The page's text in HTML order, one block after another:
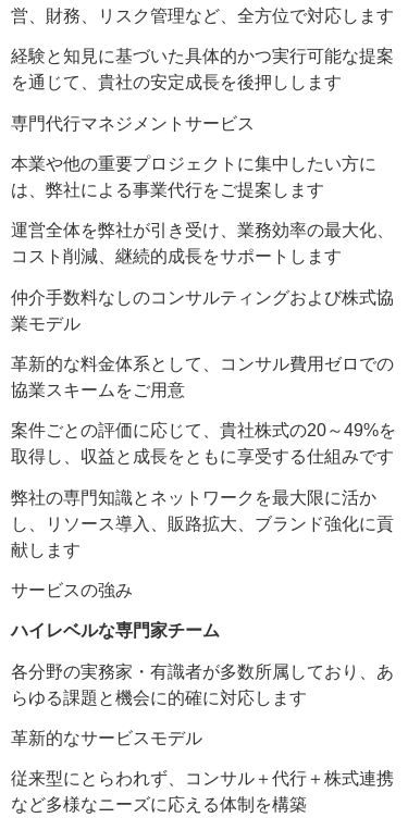
営、財務、リスク管理など、全方位で対応します
経験と知見に基づいた具体的かつ実行可能な提案
を通じて、貴社の安定成長を後押しします
専門代行マネジメントサービス
本業や他の重要プロジェクトに集中したい方に
は、弊社による事業代行をご提案します
運営全体を弊社が引き受け、業務効率の最大化、
コスト削減、継続的成長をサポートします
仲介手数料なしのコンサルティングおよび株式協
業モデル
革新的な料金体系として、コンサル費用ゼロでの
協業スキームをご用意
案件ごとの評価に応じて、貴社株式の20～49%を
取得し、収益と成長をともに享受する仕組みです
弊社の専門知識とネットワークを最大限に活か
し、リソース導入、販路拡大、ブランド強化に貢
献します
サービスの強み
ハイレベルな専門家チーム
各分野の実務家・有識者が多数所属しており、あ
らゆる課題と機会に的確に対応します
革新的なサービスモデル
従来型にとらわれず、コンサル＋代行＋株式連携
など多様なニーズに応える体制を構築